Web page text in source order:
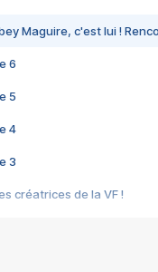
Maguire, c'est lui !
6
5
4
3
créatrices de la VF !